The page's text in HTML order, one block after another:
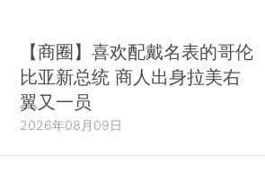
【商圈】喜欢配戴名表的哥伦
比亚新总统 商人出身拉美右
翼又一员
2026年08月09日